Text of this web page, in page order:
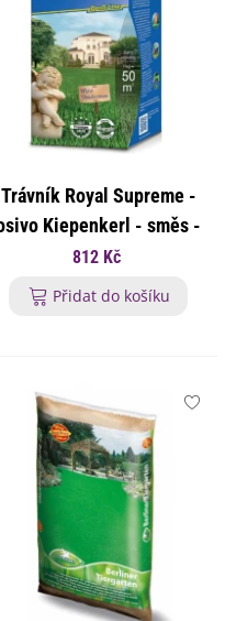
Trávník Royal Supreme -
Kiepenkerl - směs -
1 kg
812 Kč
Přidat do košíku